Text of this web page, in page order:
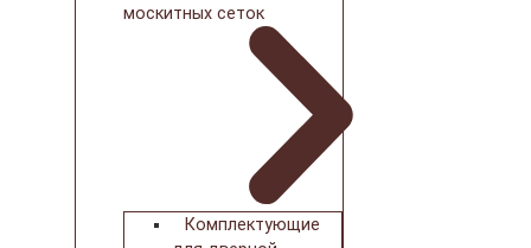
москитных сеток
Комплектующие